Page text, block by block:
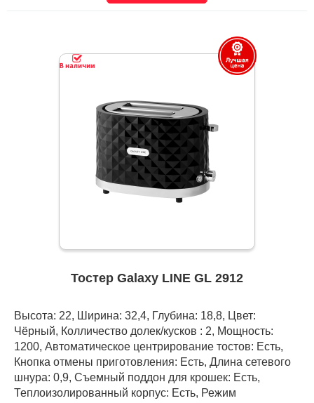
Тостер Galaxy LINE GL 2912
Высота: 22, Ширина: 32,4, Глубина: 18,8, Цвет:
Чёрный, Колличество долек/кусков : 2, Мощность:
1200, Автоматическое центрирование тостов: Есть,
Кнопка отмены приготовления: Есть, Длина сетевого
шнура: 0,9, Съемный поддон для крошек: Есть,
Теплоизолированный корпус: Есть, Режим